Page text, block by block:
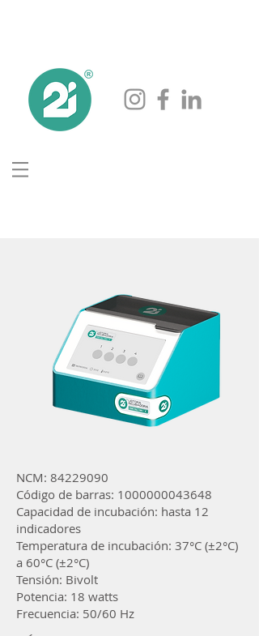
NCM: 84229090
Código de barras: 1000000043648
Capacidad de incubación: hasta 12
indicadores
Temperatura de incubación: 37°C (±2°C)
a 60°C (±2°C)
Tensión: Bivolt
Potencia: 18 watts
Frecuencia: 50/60 Hz